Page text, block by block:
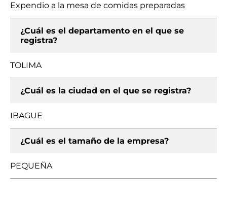
Expendio a la mesa de comidas preparadas
¿Cuál es el departamento en el que se
registra?
TOLIMA
¿Cuál es la ciudad en el que se registra?
IBAGUE
¿Cuál es el tamaño de la empresa?
PEQUEÑA